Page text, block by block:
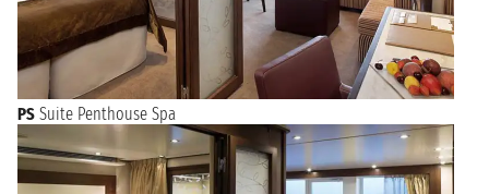
PS Suite Penthouse Spa